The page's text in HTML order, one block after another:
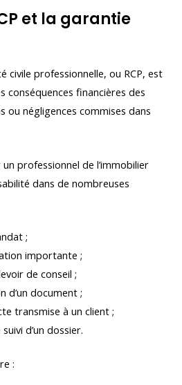
et la garantie
civile professionnelle, ou RCP, est
conséquences financières des
ou négligences commises dans
professionnel de l’immobilier
dans de nombreuses
;
importante ;
de conseil ;
d’un document ;
transmise à un client ;
d’un dossier.
: